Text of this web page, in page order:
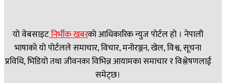
यो वेबसाइटनिर्भीक खबरकाे आधिकारिक न्युज पोर्टल हो । नेपाली
भाषाको यो पोर्टलले समाचार, विचार, मनोरञ्जन, खेल, विश्व, सूचना
प्रविधि, भिडियो तथा जीवनका विभिन्न आयामका समाचार र विश्लेषणलाई
समेट्छ।